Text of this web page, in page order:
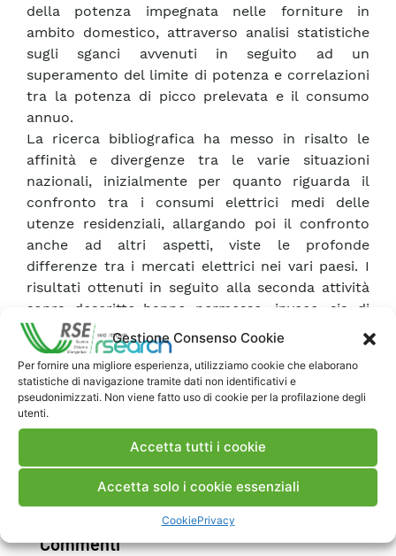
Gestione Consenso Cookie
Per fornire una migliore esperienza, utilizziamo cookie che elaborano
statistiche di navigazione tramite dati non identificativi e
pseudonimizzati. Non viene fatto uso di cookie per la profilazione degli
utenti.
Accetta tutti i cookie
Accetta solo i cookie essenziali
CookiePrivacy
della potenza impegnata nelle forniture in
ambito domestico, attraverso analisi statistiche
sugli sganci avvenuti in seguito ad un
superamento del limite di potenza e correlazioni
tra la potenza di picco prelevata e il consumo
annuo.
La ricerca bibliografica ha messo in risalto le
affinità e divergenze tra le varie situazioni
nazionali, inizialmente per quanto riguarda il
confronto tra i consumi elettrici medi delle
utenze residenziali, allargando poi il confronto
anche ad altri aspetti, viste le profonde
differenze tra i mercati elettrici nei vari paesi. I
risultati ottenuti in seguito alla seconda attività
sopra descritte hanno permesso, invece, sia di
delineare quale sia il grado effettivo di utilizzo
della potenza impegnata da parte dei clienti
residenziali italiani sia di valutare l’effetto che
un’ipotetica riduzione del valore della potenza
impegnata della fornitura avrebbe su questi
Scarica Rapporto
Commenti